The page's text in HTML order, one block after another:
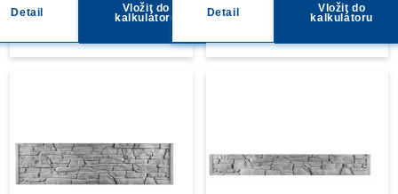
Detail
Vložit do
kalkulátoru
Detail
Vložit do
kalkulátoru